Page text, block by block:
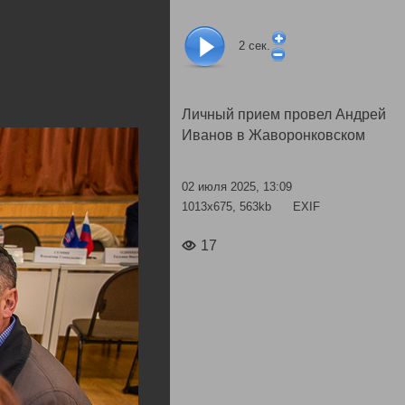
2 сек.
Личный прием провел Андрей
Иванов в Жаворонковском
02 июля 2025, 13:09
1013x675, 563kb
EXIF
17